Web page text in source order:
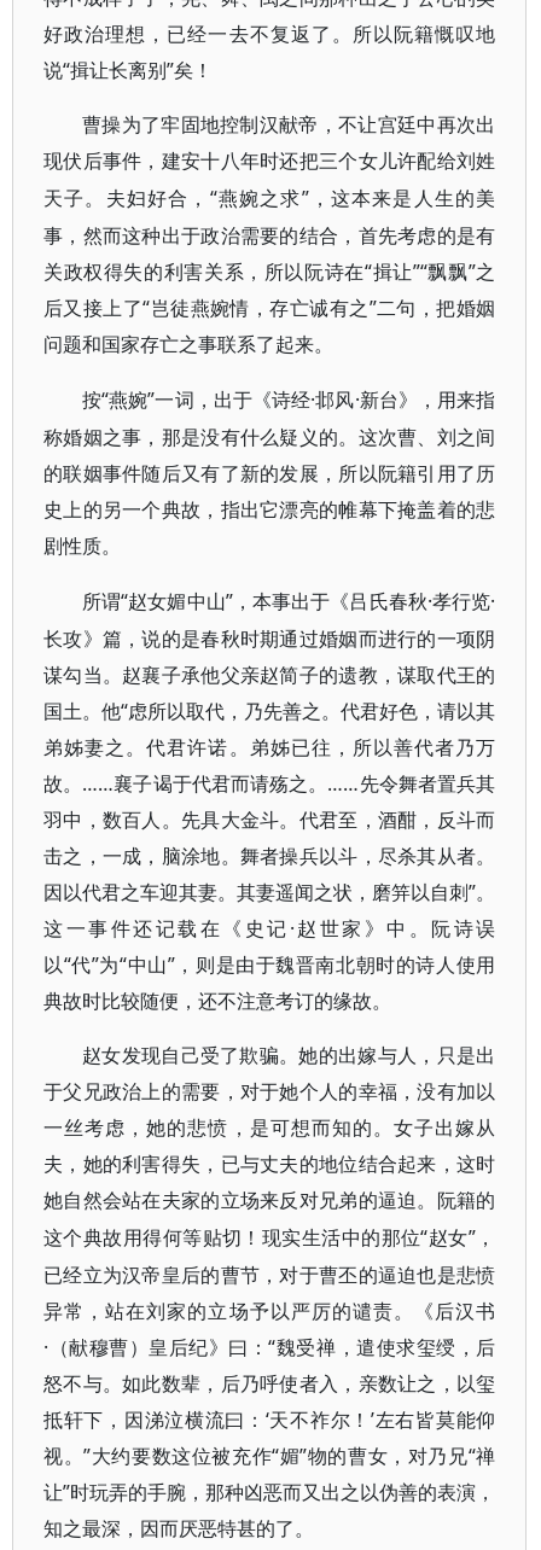
好政治理想，已经一去不复返了。所以阮籍慨叹地
说“揖让长离别”矣！
曹操为了牢固地控制汉献帝，不让宫廷中再次出
现伏后事件，建安十八年时还把三个女儿许配给刘姓
天子。夫妇好合， “燕婉之求”，这本来是人生的美
事，然而这种出于政治需要的结合，首先考虑的是有
关政权得失的利害关系，所以阮诗在“揖让”“飘飘”之
后又接上了“岂徒燕婉情，存亡诚有之”二句，把婚姻
问题和国家存亡之事联系了起来。
按“燕婉”一词，出于《诗经·邶风·新台》，用来指
称婚姻之事，那是没有什么疑义的。这次曹、刘之间
的联姻事件随后又有了新的发展，所以阮籍引用了历
史上的另一个典故，指出它漂亮的帷幕下掩盖着的悲
剧性质。
所谓“赵女媚中山”，本事出于《吕氏春秋·孝行览·
长攻》篇，说的是春秋时期通过婚姻而进行的一项阴
谋勾当。赵襄子承他父亲赵简子的遗教，谋取代王的
国土。他“虑所以取代，乃先善之。代君好色，请以其
弟姊妻之。代君许诺。弟姊已往，所以善代者乃万
故。……襄子谒于代君而请殇之。……先令舞者置兵其
羽中，数百人。先具大金斗。代君至，酒酣，反斗而
击之，一成，脑涂地。舞者操兵以斗，尽杀其从者。
因以代君之车迎其妻。其妻遥闻之状，磨笄以自刺”。
这一事件还记载在《史记·赵世家》中。阮诗误
以“代”为“中山”，则是由于魏晋南北朝时的诗人使用
典故时比较随便，还不注意考订的缘故。
赵女发现自己受了欺骗。她的出嫁与人，只是出
于父兄政治上的需要，对于她个人的幸福，没有加以
一丝考虑，她的悲愤，是可想而知的。女子出嫁从
夫，她的利害得失，已与丈夫的地位结合起来，这时
她自然会站在夫家的立场来反对兄弟的逼迫。阮籍的
这个典故用得何等贴切！现实生活中的那位“赵女”，
已经立为汉帝皇后的曹节，对于曹丕的逼迫也是悲愤
异常，站在刘家的立场予以严厉的谴责。《后汉书
·（献穆曹）皇后纪》曰：“魏受禅，遣使求玺绶，后
怒不与。如此数辈，后乃呼使者入，亲数让之，以玺
抵轩下，因涕泣横流曰：‘天不祚尔！’左右皆莫能仰
视。”大约要数这位被充作“媚”物的曹女，对乃兄“禅
让”时玩弄的手腕，那种凶恶而又出之以伪善的表演，
知之最深，因而厌恶特甚的了。